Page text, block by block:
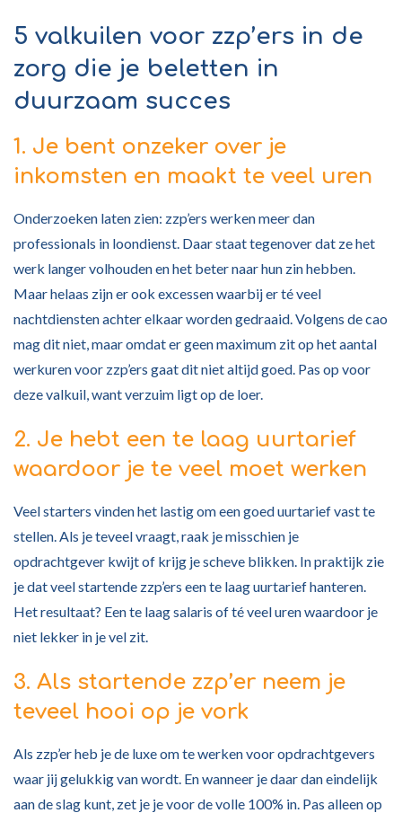
5 valkuilen voor zzp’ers in de
zorg die je beletten in
duurzaam succes
1. Je bent onzeker over je
inkomsten en maakt te veel uren
Onderzoeken laten zien: zzp’ers werken meer dan
professionals in loondienst. Daar staat tegenover dat ze het
werk langer volhouden en het beter naar hun zin hebben.
Maar helaas zijn er ook excessen waarbij er té veel
nachtdiensten achter elkaar worden gedraaid. Volgens de cao
mag dit niet, maar omdat er geen maximum zit op het aantal
werkuren voor zzp’ers gaat dit niet altijd goed. Pas op voor
deze valkuil, want verzuim ligt op de loer.
2. Je hebt een te laag uurtarief
waardoor je te veel moet werken
Veel starters vinden het lastig om een goed uurtarief vast te
stellen. Als je teveel vraagt, raak je misschien je
opdrachtgever kwijt of krijg je scheve blikken. In praktijk zie
je dat veel startende zzp’ers een te laag uurtarief hanteren.
Het resultaat? Een te laag salaris of té veel uren waardoor je
niet lekker in je vel zit.
3. Als startende zzp’er neem je
teveel hooi op je vork
Als zzp’er heb je de luxe om te werken voor opdrachtgevers
waar jij gelukkig van wordt. En wanneer je daar dan eindelijk
aan de slag kunt, zet je je voor de volle 100% in. Pas alleen op